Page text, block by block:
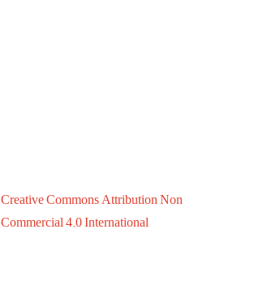
Creative Commons Attribution Non
Commercial 4.0 International